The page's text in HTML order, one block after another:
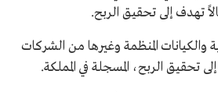
تهدف إلى تحقيق الربح.
والكيانات المنظمة وغيرها من الشركات
تحقيق الربح، المسجلة في المملكة.